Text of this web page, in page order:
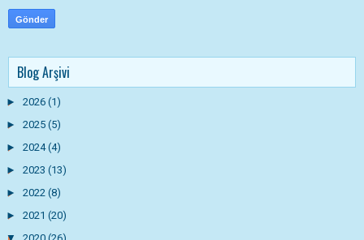
Blog Arşivi
► 2026 (1)
► 2025 (5)
► 2024(4)
► 2023 (13)
► 2022 (8)
► 2021 (20)